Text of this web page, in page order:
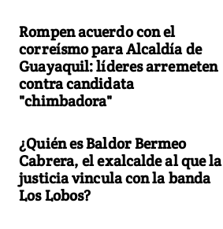
Rompen acuerdo con el
correísmo para Alcaldía de
Guayaquil: líderes arremeten
contra candidata
"chimbadora"
¿Quién es Baldor Bermeo
Cabrera, el exalcalde al que la
justicia vincula con la banda
Los Lobos?